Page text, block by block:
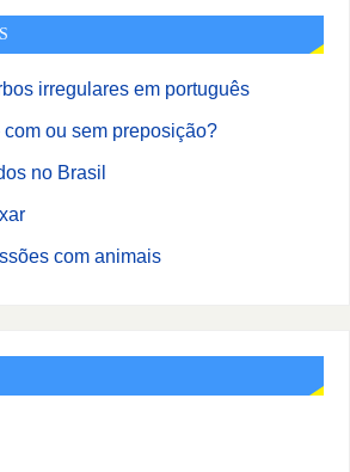
irregulares em português
ou sem preposição?
no Brasil
com animais